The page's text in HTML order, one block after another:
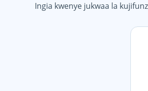
Ingia kwenye jukwaa la